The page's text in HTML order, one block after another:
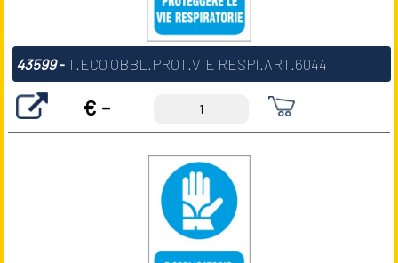
43599- T.ECO OBBL.PROT.VIE RESPI.ART.6044
€ -